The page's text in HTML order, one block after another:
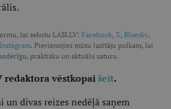
lai sekotu LASI.LV: Facebook, X, Bluesky,
Instagram. Pievienojies mūsu lasītāju pulkam, lai
praktisku un aktuālu saturu.
redaktora vēstkopaišeit.
un divas reizes nedēļā saņem